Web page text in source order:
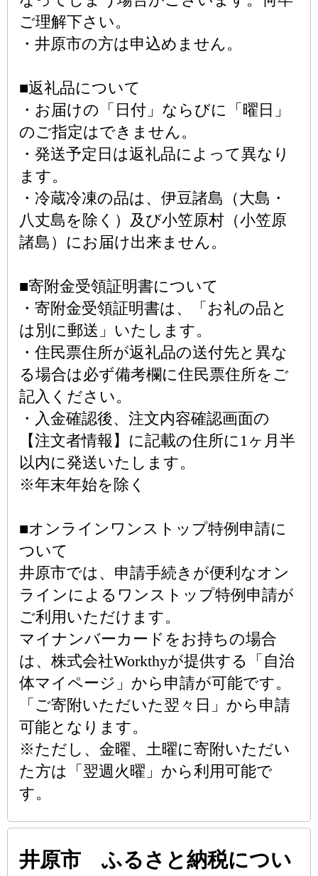
ご理解下さい。
・井原市の方は申込めません。
■返礼品について
・お届けの「日付」ならびに「曜日」
のご指定はできません。
・発送予定日は返礼品によって異なり
ます。
・冷蔵冷凍の品は、伊豆諸島（大島・
八丈島を除く）及び小笠原村（小笠原
諸島）にお届け出来ません。
■寄附金受領証明書について
・寄附金受領証明書は、「お礼の品と
は別に郵送」いたします。
・住民票住所が返礼品の送付先と異な
る場合は必ず備考欄に住民票住所をご
記入ください。
・入金確認後、注文内容確認画面の
【注文者情報】に記載の住所に1ヶ月半
以内に発送いたします。
※年末年始を除く
■オンラインワンストップ特例申請に
ついて
井原市では、申請手続きが便利なオン
ラインによるワンストップ特例申請が
ご利用いただけます。
マイナンバーカードをお持ちの場合
は、株式会社Workthyが提供する「自治
体マイページ」から申請が可能です。
「ご寄附いただいた翌々日」から申請
可能となります。
※ただし、金曜、土曜に寄附いただい
た方は「翌週火曜」から利用可能で
す。
井原市 ふるさと納税につい